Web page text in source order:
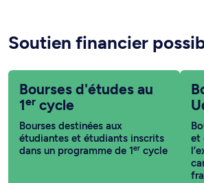
Soutien financier
Bourses d'études au
1er cycle
Bourses destinées aux
étudiantes et étudiants inscrits
dans un programme de 1 er cycle
et